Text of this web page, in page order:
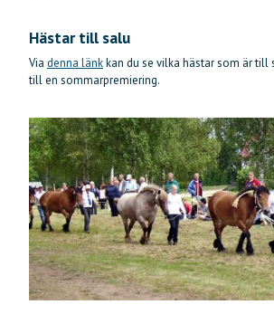
Hästar till salu
Via denna länkkan du se vilka hästar som är till
till en sommarpremiering.